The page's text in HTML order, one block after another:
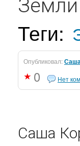
Теги:
Опубликовал:
0 Нет
Саша